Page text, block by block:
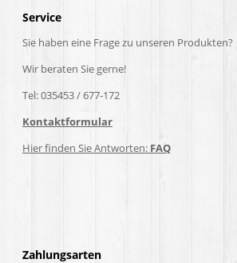
Service
Sie haben eine Frage zu unseren Produkten?
Wir beraten Sie gerne!
Tel: 035453 / 677-172
Kontaktformular
Hier finden Sie Antworten: FAQ
Zahlungsarten